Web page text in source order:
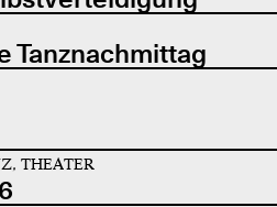
Tanznachmittag
THEATER